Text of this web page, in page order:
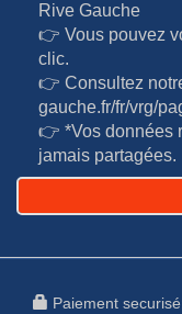
Rive Gauche
👉 Vous pouvez
clic.
👉 Consultez
gauche.fr/fr/vrg/
👉 *Vos données
jamais partagées.
Paiement